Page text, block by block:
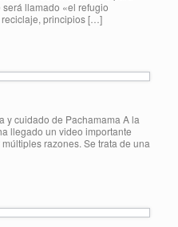
llamado «el refugio
principios […]
y cuidado de Pachamama A la
llegado un video importante
razones. Se trata de una